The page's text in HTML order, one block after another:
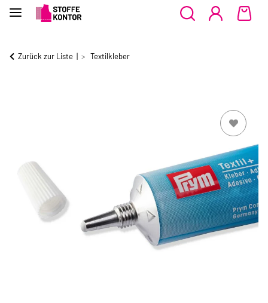
Zurück zur Liste Textilkleber